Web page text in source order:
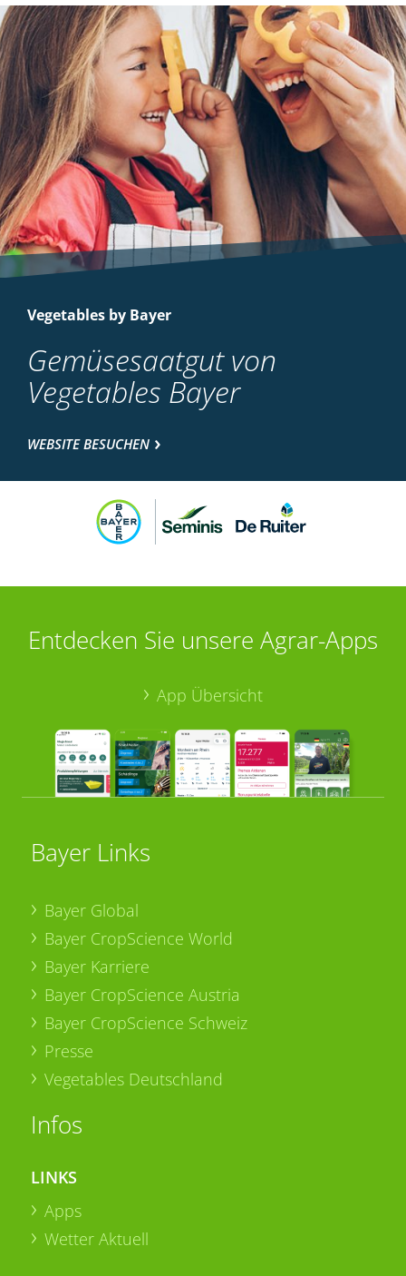
Vegetables by Bayer
Gemüsesaatgut von
Vegetables Bayer
WEBSITE BESUCHEN
Entdecken Sie unsere Agrar-Apps
App Übersicht
Bayer Links
Bayer Global
Bayer CropScience World
Bayer Karriere
Bayer CropScience Austria
Bayer CropScience Schweiz
Presse
Vegetables Deutschland
Infos
LINKS
Apps
Wetter Aktuell